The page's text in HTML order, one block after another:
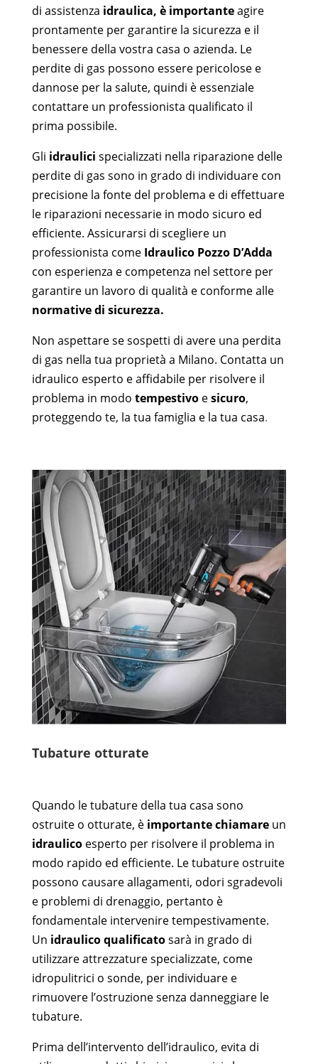
di assistenza idraulica, è importanteagire
prontamente per garantire la sicurezza e il
benessere della vostra casa o azienda. Le
perdite di gas possono essere pericolose e
dannose per la salute, quindi è essenziale
contattare un professionista qualificato il
prima possibile.
Gli idraulici specializzati nella riparazione delle
perdite di gas sono in grado di individuare con
precisione la fonte del problema e di effettuare
le riparazioni necessarie in modo sicuro ed
efficiente. Assicurarsi di scegliere un
professionista come Idraulico Pozzo D’Adda
con esperienza e competenza nel settore per
garantire un lavoro di qualità e conforme alle
normative di sicurezza.
Non aspettare se sospetti di avere una perdita
di gas nella tua proprietà a Milano. Contatta un
idraulico esperto e affidabile per risolvere il
problema in modo tempestivo esicuro,
proteggendo te, la tua famiglia e la tua casa.
Tubature otturate
Quando le tubature della tua casa sono
ostruite o otturate, è importante chiamare un
idraulico esperto per risolvere il problema in
modo rapido ed efficiente. Le tubature ostruite
possono causare allagamenti, odori sgradevoli
e problemi di drenaggio, pertanto è
fondamentale intervenire tempestivamente.
Un idraulico qualificatosarà in grado di
utilizzare attrezzature specializzate, come
idropulitrici o sonde, per individuare e
rimuovere l’ostruzione senza danneggiare le
tubature.
Prima dell’intervento dell’idraulico, evita di